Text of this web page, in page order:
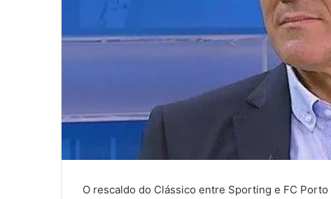
O rescaldo do Clássico entre Sporting e FC